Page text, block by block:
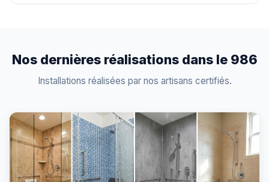
Nos dernières réalisations dans le 986
Installations réalisées par nos artisans certifiés.